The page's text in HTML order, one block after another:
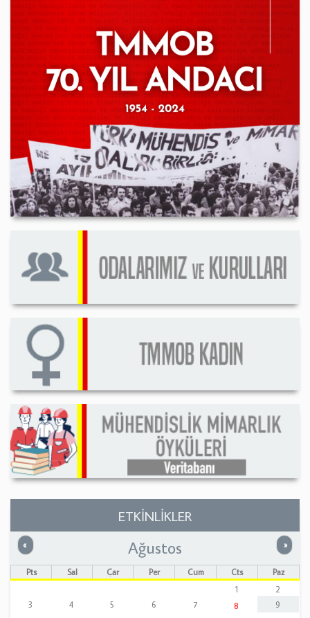
ETKİNLİKLER
« Önceki »
Ağustos
Pts Sal Çar Per Cum Cts
Paz
1
2
3
4 5 6 7 8
9